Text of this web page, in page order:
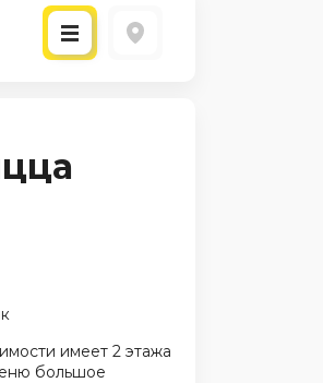
имеет 2 этажа
большое